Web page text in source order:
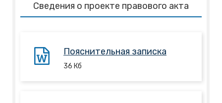
Сведения о проекте правового акта
Пояснительная записка
36 Кб